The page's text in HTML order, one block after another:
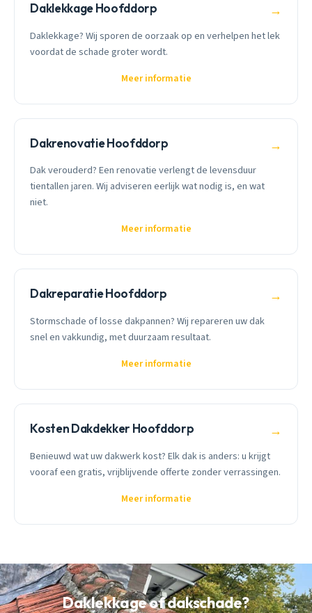
Daklekkage Hoofddorp →
Daklekkage? Wij sporen de oorzaak op en verhelpen het lek
voordat de schade groter wordt.
Meer informatie
Dakrenovatie Hoofddorp →
Dak verouderd? Een renovatie verlengt de levensduur
tientallen jaren. Wij adviseren eerlijk wat nodig is, en wat
niet.
Meer informatie
Dakreparatie Hoofddorp →
Stormschade of losse dakpannen? Wij repareren uw dak
snel en vakkundig, met duurzaam resultaat.
Meer informatie
Kosten Dakdekker Hoofddorp →
Benieuwd wat uw dakwerk kost? Elk dak is anders: u krijgt
vooraf een gratis, vrijblijvende offerte zonder verrassingen.
Meer informatie
Daklekkage of dakschade?